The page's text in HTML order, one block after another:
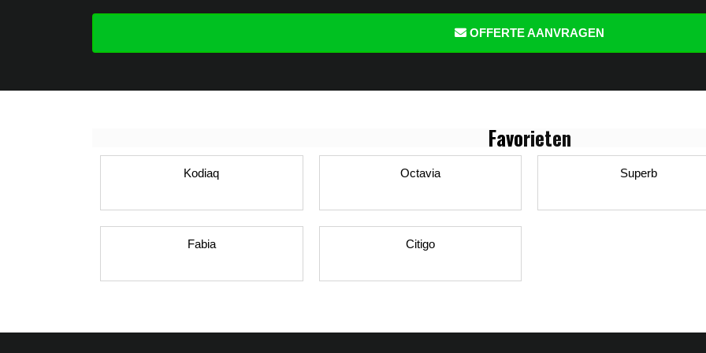
OFFERTE AANVRAGEN
Favorieten
Kodiaq Octavia Superb
Fabia Citigo